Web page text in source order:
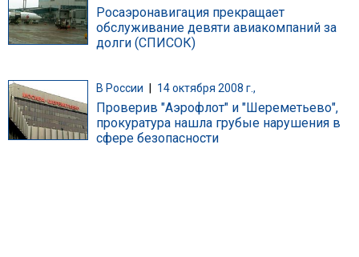
Росаэронавигация прекращает
обслуживание девяти авиакомпаний за
долги (СПИСОК)
В России 14 октября 2008 г.,
Проверив "Аэрофлот" и "Шереметьево",
прокуратура нашла грубые нарушения в
сфере безопасности